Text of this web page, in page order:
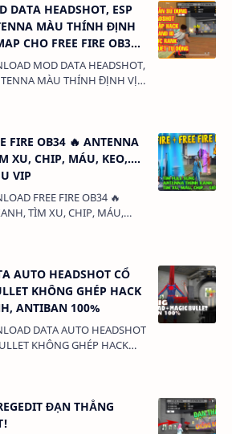
DATA HEADSHOT, ESP
MÀU THÍNH ĐỊNH
CHO FREE FIRE OB34
KHÓA NICK
MÀU THÍNH ĐỊNH VỊ
FREE FIRE OB34 MỚI
3MB
FIRE OB34 🔥 ANTENNA
XU, CHIP, MÁU, KEO,....
VIP
TÌM XU, CHIP, MÁU,
LƯỢNG:
AUTO HEADSHOT CỔ
KHÔNG GHÉP HACK
ANTIBAN 100%
KHÔNG GHÉP HACK
100% DUNG
ĐẠN THẲNG